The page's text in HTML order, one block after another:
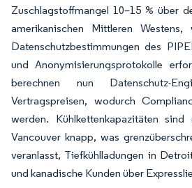
Zuschlagstoffmangel 10–15 % über
amerikanischen Mittleren
Datenschutzbestimmungen des
und Anonymisierungsprotokolle
berechnen nun Datenschutz-
Vertragspreisen, wodurch
werden. Kühlkettenkapazitäten
Vancouver knapp, was
veranlasst, Tiefkühlladungen in
und kanadische Kunden über